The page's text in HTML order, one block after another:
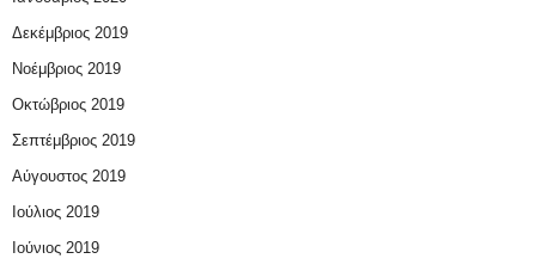
Δεκέμβριος 2019
Νοέμβριος 2019
Οκτώβριος 2019
Σεπτέμβριος 2019
Αύγουστος 2019
Ιούλιος 2019
Ιούνιος 2019